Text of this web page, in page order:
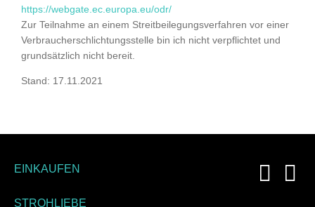
https://webgate.ec.europa.eu/odr/
Zur Teilnahme an einem Streitbeilegungsverfahren vor einer
Verbraucherschlichtungsstelle bin ich nicht verpflichtet und
grundsätzlich nicht bereit.
Stand: 17.11.2021
EINKAUFEN
STROHLIEBE